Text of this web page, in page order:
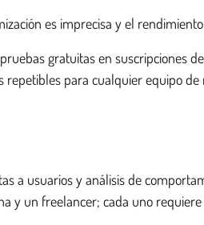
es imprecisa y el
gratuitas en suscripciones
para cualquier equipo
a usuarios y análisis de
y un freelancer; cada uno